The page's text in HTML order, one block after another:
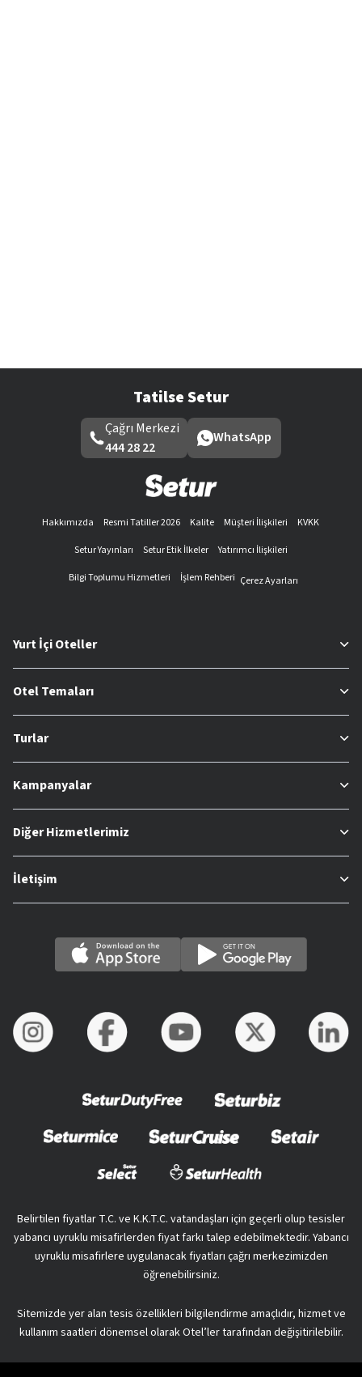
Tatilse Setur
Çağrı Merkezi
444 28 22
WhatsApp
Hakkımızda Resmi Tatiller 2026 Kalite Müşteri İlişkileri
KVKK
Setur Yayınları
Setur Etik İlkeler
Yatırımcı İlişkileri
Bilgi Toplumu Hizmetleri
İşlem Rehberi Çerez Ayarları
Yurt İçi Oteller
Otel Temaları
Turlar
Kampanyalar
Diğer Hizmetlerimiz
İletişim
Belirtilen fiyatlar T.C. ve K.K.T.C. vatandaşları için geçerli olup tesisler
yabancı uyruklu misafirlerden fiyat farkı talep edebilmektedir. Yabancı
uyruklu misafirlere uygulanacak fiyatları çağrı merkezimizden
öğrenebilirsiniz.
Sitemizde yer alan tesis özellikleri bilgilendirme amaçlıdır, hizmet ve
kullanım saatleri dönemsel olarak Otel’ler tarafından değişitirilebilir.